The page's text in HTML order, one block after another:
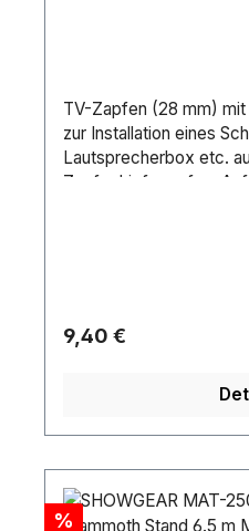
TV-Zapfen (28 mm)
zur Installation eines
Lautsprecherbox etc.
Regulärer Preis:
9,40 €
Rabatt
%